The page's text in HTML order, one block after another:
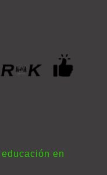
en